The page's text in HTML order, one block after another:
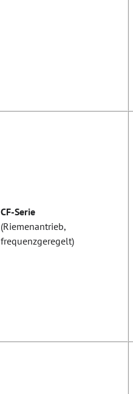
CF-Serie
(Riemenantrieb,
frequenzgeregelt)